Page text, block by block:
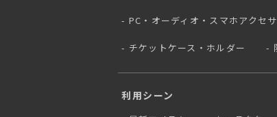
PC・オーディオ・スマホアクセ
チケットケース・ホルダー
利用シーン